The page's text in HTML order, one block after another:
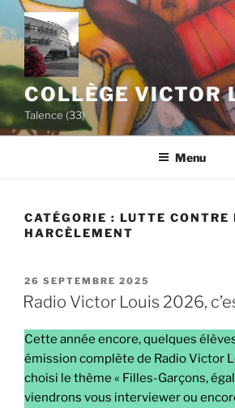
Aller
au
contenu
principal
COLLÈGE VICTOR
Talence (33)
Menu
CATÉGORIE : LUTTE CONTRE
HARCÈLEMENT
PUBLIÉ
LE
26 SEPTEMBRE 2025
Radio Victor Louis 2026,
Cette année encore, quelques
émission complète de Radio Victor
choisi le thème « Filles-Garçons,
viendrons vous interviewer ou